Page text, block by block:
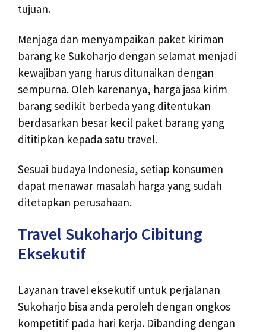
tujuan.
Menjaga dan menyampaikan paket kiriman
barang ke Sukoharjo dengan selamat menjadi
kewajiban yang harus ditunaikan dengan
sempurna. Oleh karenanya, harga jasa kirim
barang sedikit berbeda yang ditentukan
berdasarkan besar kecil paket barang yang
dititipkan kepada satu travel.
Sesuai budaya Indonesia, setiap konsumen
dapat menawar masalah harga yang sudah
ditetapkan perusahaan.
Travel Sukoharjo Cibitung
Eksekutif
Layanan travel eksekutif untuk perjalanan
Sukoharjo bisa anda peroleh dengan ongkos
kompetitif pada hari kerja. Dibanding dengan